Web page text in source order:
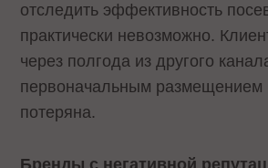
отследить эффективность
практически невозможно.
через полгода из другого
первоначальным размещением
потеряна.
Бренды с негативной